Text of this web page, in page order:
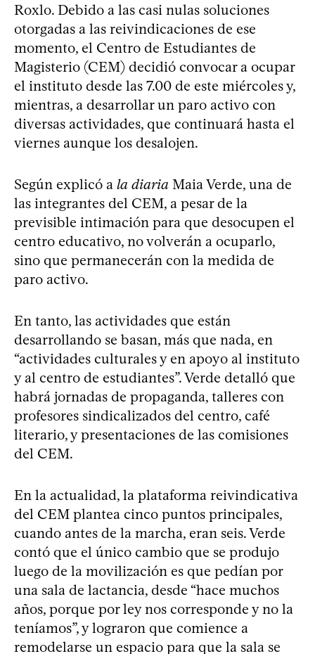
Roxlo. Debido a las casi nulas soluciones
otorgadas a las reivindicaciones de ese
momento, el Centro de Estudiantes de
Magisterio (CEM) decidió convocar a ocupar
el instituto desde las 7.00 de este miércoles y,
mientras, a desarrollar un paro activo con
diversas actividades, que continuará hasta el
viernes aunque los desalojen.
Según explicó a la diaria Maia Verde, una de
las integrantes del CEM, a pesar de la
previsible intimación para que desocupen el
centro educativo, no volverán a ocuparlo,
sino que permanecerán con la medida de
paro activo.
En tanto, las actividades que están
desarrollando se basan, más que nada, en
“actividades culturales y en apoyo al instituto
y al centro de estudiantes”. Verde detalló que
habrá jornadas de propaganda, talleres con
profesores sindicalizados del centro, café
literario, y presentaciones de las comisiones
del CEM.
En la actualidad, la plataforma reivindicativa
del CEM plantea cinco puntos principales,
cuando antes de la marcha, eran seis. Verde
contó que el único cambio que se produjo
luego de la movilización es que pedían por
una sala de lactancia, desde “hace muchos
años, porque por ley nos corresponde y no la
teníamos”, y lograron que comience a
remodelarse un espacio para que la sala se